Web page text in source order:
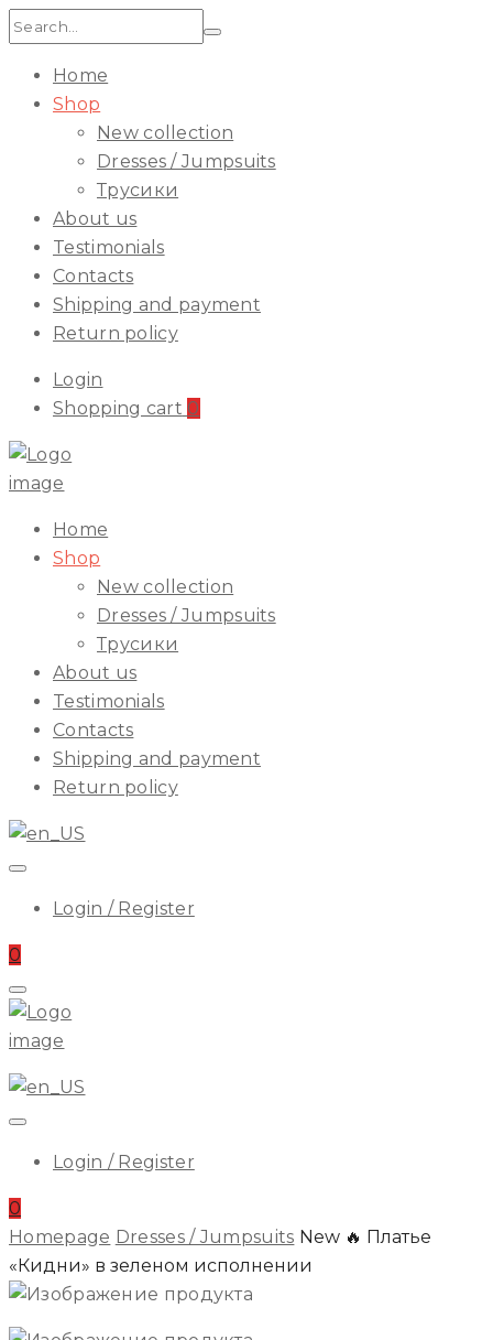
Search:
Home
Shop
New collection
Dresses / Jumpsuits
Трусики
About us
Testimonials
Contacts
Shipping and payment
Return policy
Login
Shopping cart 0
Start
Menu
Home
Shop
New collection
Dresses / Jumpsuits
Трусики
About us
Testimonials
Contacts
Shipping and payment
Return policy
Login / Register
0
Start
Menu
ILA
Login / Register
0
Homepage Dresses / Jumpsuits New 🔥 Платье
«Кидни» в зеленом исполнении